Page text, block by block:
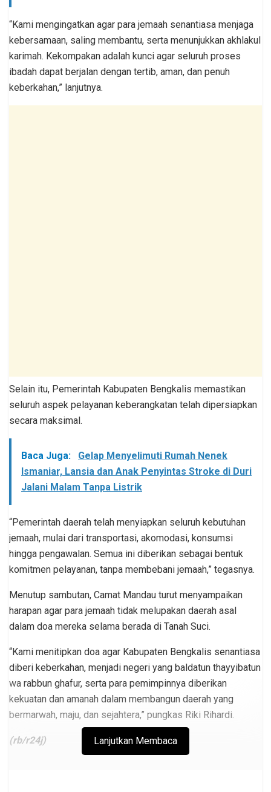
“Kami mengingatkan agar para jemaah senantiasa menjaga
kebersamaan, saling membantu, serta menunjukkan akhlakul
karimah. Kekompakan adalah kunci agar seluruh proses
ibadah dapat berjalan dengan tertib, aman, dan penuh
keberkahan,” lanjutnya.
Selain itu, Pemerintah Kabupaten Bengkalis memastikan
seluruh aspek pelayanan keberangkatan telah dipersiapkan
secara maksimal.
Baca Juga:
Gelap Menyelimuti Rumah Nenek
Ismaniar, Lansia dan Anak Penyintas Stroke di Duri
Jalani Malam Tanpa Listrik
“Pemerintah daerah telah menyiapkan seluruh kebutuhan
jemaah, mulai dari transportasi, akomodasi, konsumsi
hingga pengawalan. Semua ini diberikan sebagai bentuk
komitmen pelayanan, tanpa membebani jemaah,” tegasnya.
Menutup sambutan, Camat Mandau turut menyampaikan
harapan agar para jemaah tidak melupakan daerah asal
dalam doa mereka selama berada di Tanah Suci.
“Kami menitipkan doa agar Kabupaten Bengkalis senantiasa
diberi keberkahan, menjadi negeri yang baldatun thayyibatun
wa rabbun ghafur, serta para pemimpinnya diberikan
kekuatan dan amanah dalam membangun daerah yang
bermarwah, maju, dan sejahtera,” pungkas Riki Rihardi.
(rb/r24j) Lanjutkan Membaca